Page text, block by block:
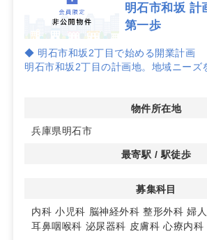
明石市和坂 計
第一歩
◆ 明石市和坂2丁目で始める開業計画
明石市和坂2丁目の計画地。地域ニーズ
計を初期段階から検討でき、将来の成
計画物件のため区画・面積は調整中。
ード、医療機器配置など、標榜科目に
◆ 幅広い募集科目で戦略的に開業
内科・小児科・脳神経外科・整形外科
科・耳鼻咽喉科・泌尿器科・皮膚科・
集。診療圏とターゲットを意識した集
物件所在地
兵庫県明石市
最寄駅 / 駅徒歩
募集科目
内科 小児科 脳神経外科 整形外科 婦
耳鼻咽喉科 泌尿器科 皮膚科 心療内科